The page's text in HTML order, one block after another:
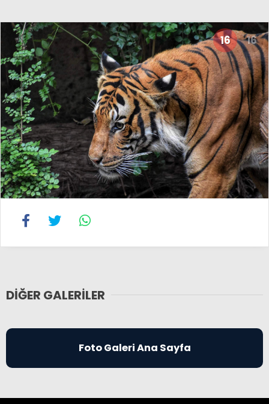
16 16
DIĞER GALERILER
Foto Galeri Ana Sayfa